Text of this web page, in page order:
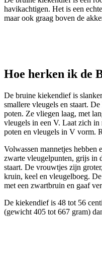
havikachtigen. Het is een
maar ook graag boven de
Hoe herken ik de
De bruine kiekendief is
smallere vleugels en staart.
poten. Ze vliegen laag, met
vleugels in een V. Laat zich
poten en vleugels in V vorm.
Volwassen mannetjes hebben
zwarte vleugelpunten, grijs in
staart. De vrouwtjes zijn
kruin, keel en vleugelboeg.
met een zwartbruin en gaaf
De kiekendief is 48 tot 56
(gewicht 405 tot 667 gram)